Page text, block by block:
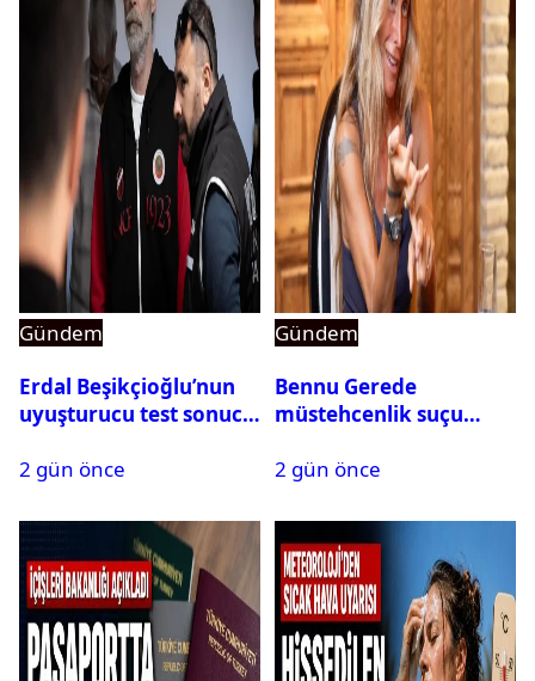
Gündem
Erdal Beşikçioğlu’nun
uyuşturucu test sonucu
2 gün önce
Gündem
Bennu Gerede
müstehcenlik suçu
alındı
2 gün önce